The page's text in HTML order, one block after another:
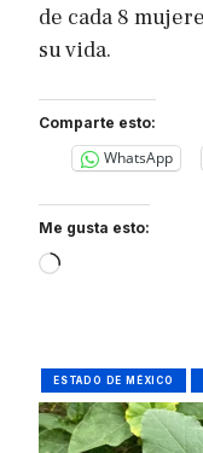
de cada 8
su vida.
Comparte esto:
WhatsApp
Me gusta esto:
Loading…
ESTADO DE MÉXICO